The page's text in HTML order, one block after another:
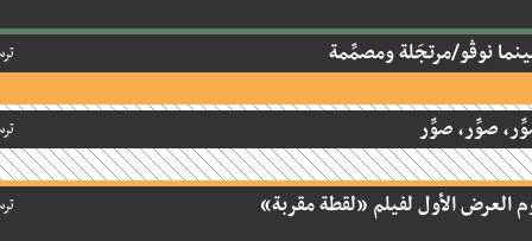
نوڤو/مرتجَلة ومصمِّمة ترسو
صوِّر، صوِّر ترسو
الأول لفيلم «لقطة مقربة» ترسو